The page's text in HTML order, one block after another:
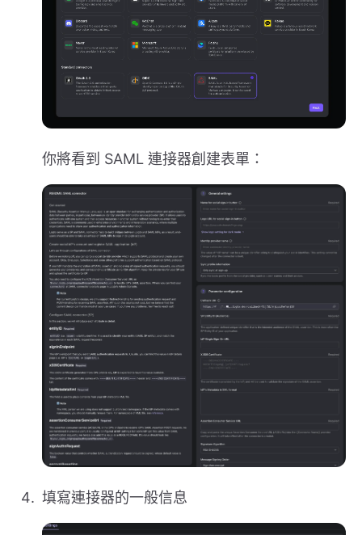
你將看到 SAML 連接器創建表單：
填寫連接器的一般信息